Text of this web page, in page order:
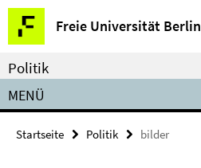
Springe
direkt
zu
Inhalt
Freie Universität Berlin
Service-
Navigation
Politik
MENÜ
Startseite Politik bilder